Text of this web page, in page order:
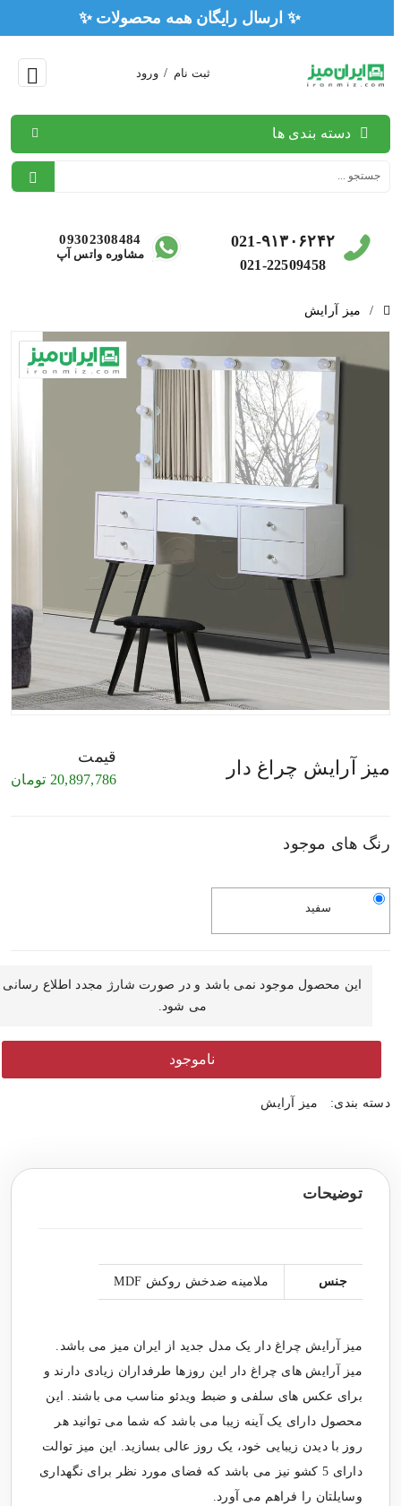
ثبت نام / ورود
دسته بندی ها
021-۹۱۳۰۶۲۴۲
021-22509458
09302308484
مشاوره واتس آپ
میز آرایش
میز آرایش چراغ دار قیمت
20,897,786 تومان
رنگ های موجود
سفید
این محصول موجود نمی باشد و در صورت شارژ مجدد اطلاع رسانی
می شود.
ناموجود
دسته بندی: میز آرایش
توضیحات
جنس ملامینه ضدخش روکش MDF
میز آرایش چراغ دار یک مدل جدید از ایران میز می باشد.
میز آرایش های چراغ دار این روزها طرفداران زیادی دارند و
برای عکس های سلفی و ضبط ویدئو مناسب می باشند. این
محصول دارای یک آینه زیبا می باشد که شما می توانید هر
روز با دیدن زیبایی خود، یک روز عالی بسازید. این میز توالت
دارای 5 کشو نیز می باشد که فضای مورد نظر برای نگهداری
وسایلتان را فراهم می آورد.